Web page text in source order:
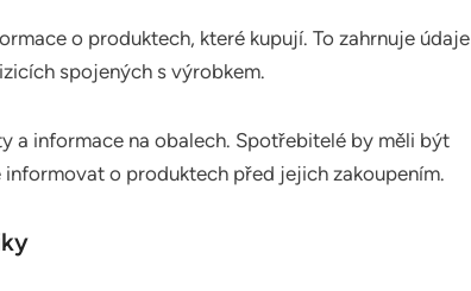
o produktech, které kupují. To zahrnuje údaje
spojených s výrobkem.
a informace na obalech. Spotřebitelé by měli být
o produktech před jejich zakoupením.